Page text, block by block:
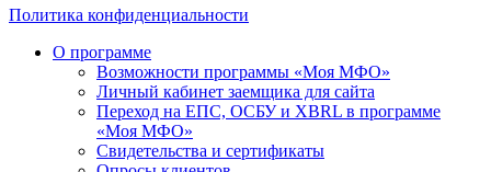
Политика конфиденциальности
О программе
Возможности программы «Моя МФО»
Личный кабинет заемщика для сайта
Переход на ЕПС, ОСБУ и XBRL в программе
«Моя МФО»
Свидетельства и сертификаты